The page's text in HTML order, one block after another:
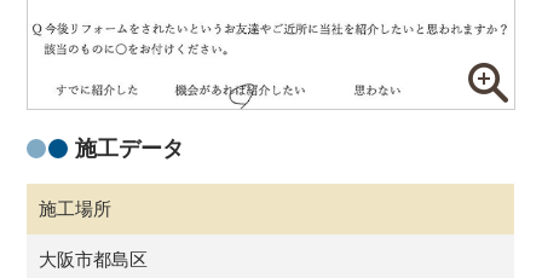
施工データ
施工場所
大阪市都島区